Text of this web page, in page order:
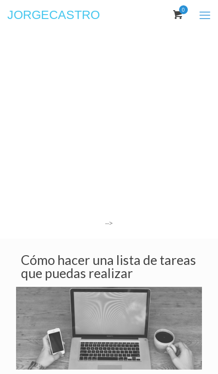
JORGECASTRO
-->
0
Cómo hacer una lista de tareas
que puedas realizar